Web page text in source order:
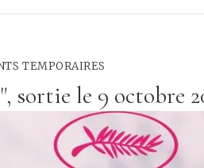
TEMPORAIRES
sortie le 9 octobre